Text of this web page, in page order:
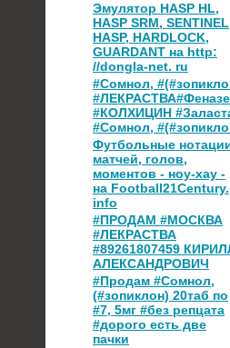
Эмулятор HASP HL,
HASP SRM, SENTINEL
HASP, HARDLOCK,
GUARDANT на http:
//dongla-net. ru
#Сомнол,
#КОЛХИЦИН
#Сомнол,
Футбольные
матчей, голов,
моментов - ноу-хау -
на Football21Century.
info
#ПРОДАМ #МОСКВА
#ЛЕКРАСТВА
#89261807459
АЛЕКСАНДРОВИЧ
#Продам #Сомнол,
(#зопиклон) 20таб по
#7, 5мг #без репцата
#дорого есть две
пачки